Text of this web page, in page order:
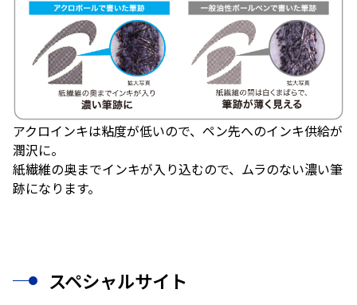
アクロインキは粘度が低いので、ペン先へのインキ供給が
潤沢に。
紙繊維の奥までインキが入り込むので、ムラのない濃い筆
跡になります。
スペシャルサイト